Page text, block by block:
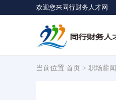
欢迎您来同行财务人才网
当前位置 首页 > 职场薪闻